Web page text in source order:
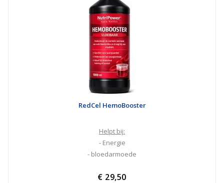
RedCel HemoBooster
Helpt bij:
- Energie
- bloedarmoede
€ 29,50